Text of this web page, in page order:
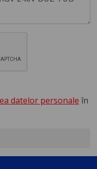
datelor personale în